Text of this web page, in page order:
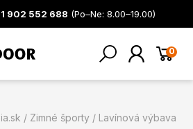
902 552 688 (Po–Ne: 8.00–19.00)
0
Zimné športy Lavínová výbava